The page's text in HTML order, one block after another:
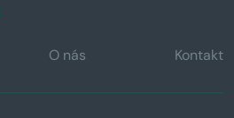
O nás Kontakt